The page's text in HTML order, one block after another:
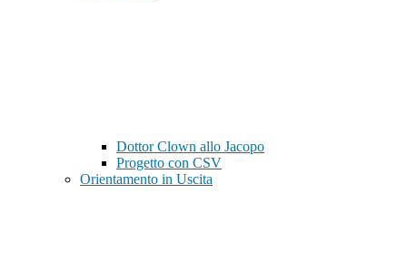
Dottor Clown allo Jacopo
Progetto con CSV
Orientamento in Uscita